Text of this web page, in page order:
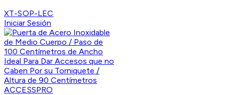
XT-SOP-LEC
Iniciar Sesión
ACCESSPRO